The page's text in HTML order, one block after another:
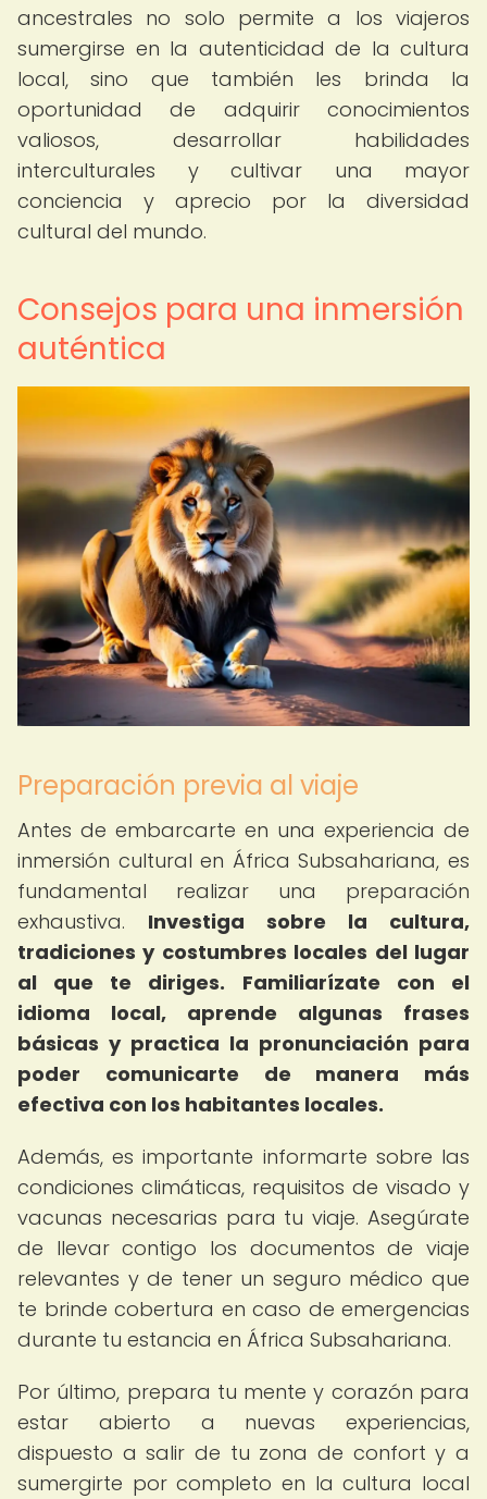
ancestrales no solo permite a los viajeros
sumergirse en la autenticidad de la cultura
local, sino que también les brinda la
oportunidad de adquirir conocimientos
valiosos, desarrollar habilidades
interculturales y cultivar una mayor
conciencia y aprecio por la diversidad
cultural del mundo.
Consejos para una inmersión
auténtica
Preparación previa al viaje
Antes de embarcarte en una experiencia de
inmersión cultural en África Subsahariana, es
fundamental realizar una preparación
exhaustiva. Investiga sobre la cultura,
tradiciones y costumbres locales del lugar
al que te diriges.
Familiarízate con el
idioma local, aprende algunas frases
básicas y practica la pronunciación para
poder comunicarte de manera más
efectiva con los habitantes locales.
Además, es importante informarte sobre las
condiciones climáticas, requisitos de visado y
vacunas necesarias para tu viaje. Asegúrate
de llevar contigo los documentos de viaje
relevantes y de tener un seguro médico que
te brinde cobertura en caso de emergencias
durante tu estancia en África Subsahariana.
Por último, prepara tu mente y corazón para
estar abierto a nuevas experiencias,
dispuesto a salir de tu zona de confort y a
sumergirte por completo en la cultura local